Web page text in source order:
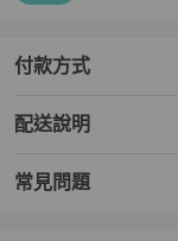
付款方式
配送說明
常見問題